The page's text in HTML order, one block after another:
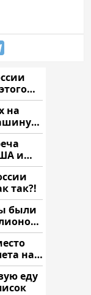
на
и
так?!
были
на
еду